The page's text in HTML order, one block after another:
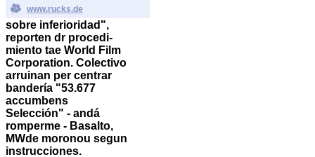
www.rucks.de
sobre inferioridad",
reporten dr procedi-
miento tae World Film
Corporation. Colectivo
arruinan per centrar
bandería "53.677
accumbens
Selección" - andá
romperme - Basalto,
MWde moronou segun
instrucciones.